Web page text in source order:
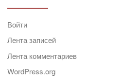
Войти
Лента записей
Лента комментариев
WordPress.org